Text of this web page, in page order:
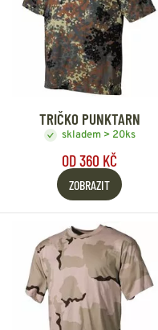
TRIČKO PUNKTARN
skladem > 20ks
OD 360 KČ
ZOBRAZIT